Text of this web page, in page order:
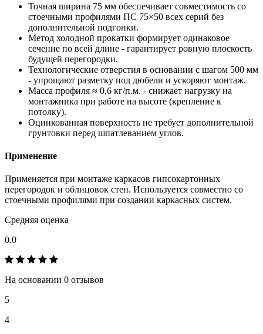
Точная ширина 75 мм обеспечивает совместимость со
стоечными профилями ПС 75×50 всех серий без
дополнительной подгонки.
Метод холодной прокатки формирует одинаковое
сечение по всей длине - гарантирует ровную плоскость
будущей перегородки.
Технологические отверстия в основании с шагом 500 мм
- упрощают разметку под дюбели и ускоряют монтаж.
Масса профиля ≈ 0,6 кг/п.м. - снижает нагрузку на
монтажника при работе на высоте (крепление к
потолку).
Оцинкованная поверхность не требует дополнительной
грунтовки перед шпатлеванием углов.
Применение
Применяется при монтаже каркасов гипсокартонных
перегородок и облицовок стен. Используется совместно со
стоечными профилями при создании каркасных систем.
Средняя оценка
0.0
На основании 0 отзывов
5
4